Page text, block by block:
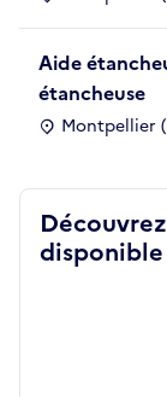
Aide
étancheuse
Montpellier